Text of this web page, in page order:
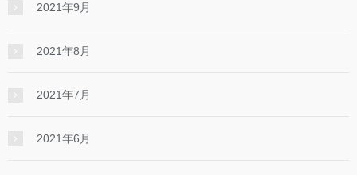
2021年9月
2021年8月
2021年7月
2021年6月